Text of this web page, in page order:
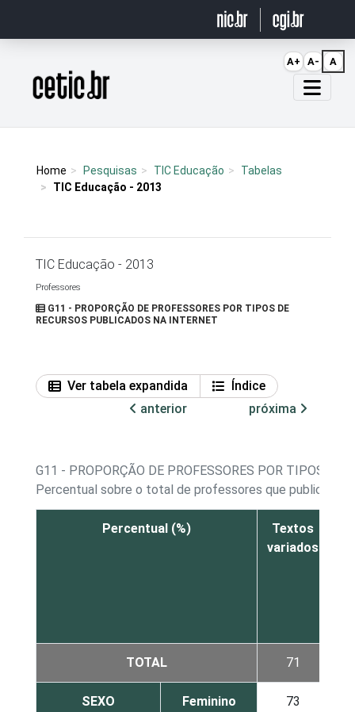
Página inicial
Home Pesquisas TIC Educação
Tabelas
TIC Educação - 2013
TIC Educação - 2013
Professores
G11 - PROPORÇÃO DE PROFESSORES POR TIPOS DE
RECURSOS PUBLICADOS NA INTERNET
Ver tabela expandida
Índice
anterior
próxima
G11 - PROPORÇÃO DE PROFESSORES POR TIPOS DE
Percentual sobre o total de professores que publicaram
Percentual (%)
Textos
variados
TOTAL 71
SEXO Feminino 73
A+ A- A